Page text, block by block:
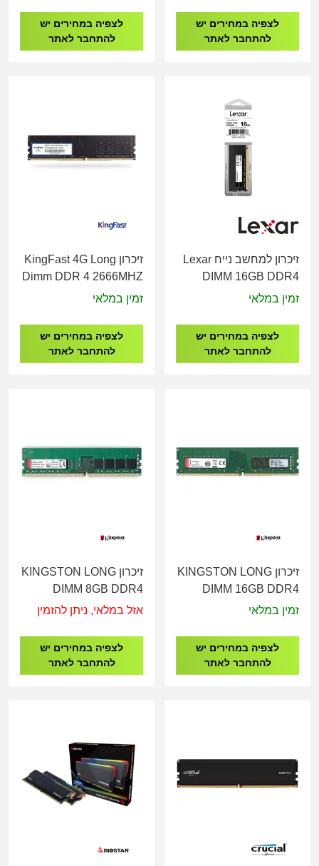
לצפיה במחירים יש
להתחבר לאתר
לצפיה במחירים יש
להתחבר לאתר
זיכרון למחשב נייח Lexar
DIMM 16GB DDR4
3200Mhz 288pin 1.2V
זמין במלאי
לצפיה במחירים יש
להתחבר לאתר
זיכרון KingFast 4G Long
Dimm DDR 4 2666MHZ
1.2V
זמין במלאי
לצפיה במחירים יש
להתחבר לאתר
זיכרון KINGSTON LONG
DIMM 16GB DDR4
2666Mhz
זמין במלאי
לצפיה במחירים יש
להתחבר לאתר
זיכרון KINGSTON LONG
DIMM 8GB DDR4
2400Mhz
אזל במלאי, ניתן להזמין
לצפיה במחירים יש
להתחבר לאתר